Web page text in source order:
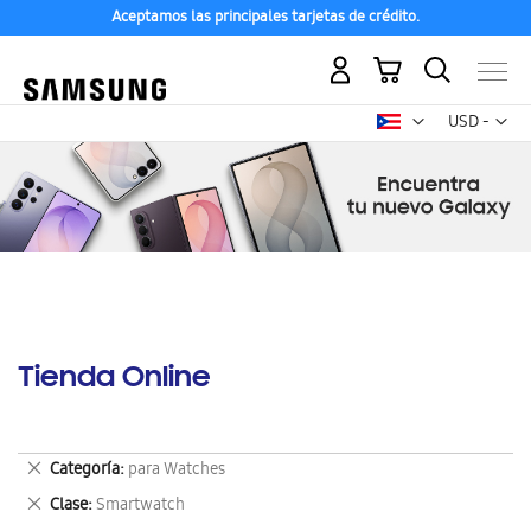
Aceptamos las principales tarjetas de crédito.
USD -
dólar
Mi carrito
Tienda Online
Categoría para Watches
Eliminar
este
artículo
Clase Smartwatch
Eliminar